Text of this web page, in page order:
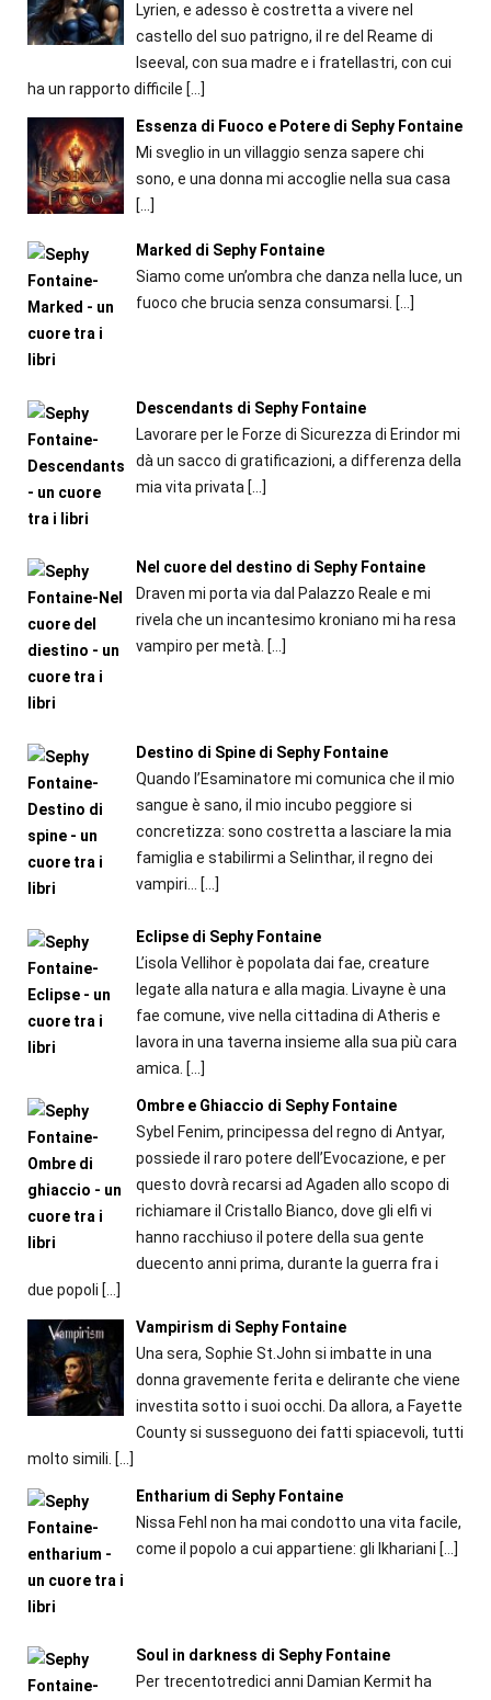
Lyrien, e adesso è costretta a vivere nel
castello del suo patrigno, il re del Reame di
Iseeval, con sua madre e i fratellastri, con cui
ha un rapporto difficile […]
Essenza di Fuoco e Potere di Sephy Fontaine
Mi sveglio in un villaggio senza sapere chi
sono, e una donna mi accoglie nella sua casa
[…]
Marked di Sephy Fontaine
Siamo come un’ombra che danza nella luce, un
fuoco che brucia senza consumarsi. […]
Descendants di Sephy Fontaine
Lavorare per le Forze di Sicurezza di Erindor mi
dà un sacco di gratificazioni, a differenza della
mia vita privata[…]
Nel cuore del destino di Sephy Fontaine
Draven mi porta via dal Palazzo Reale e mi
rivela che un incantesimo kroniano mi ha resa
vampiro per metà. […]
Destino di Spine di Sephy Fontaine
Quando l’Esaminatore mi comunica che il mio
sangue è sano, il mio incubo peggiore si
concretizza: sono costretta a lasciare la mia
famiglia e stabilirmi a Selinthar, il regno dei
vampiri...
[…]
Eclipse di Sephy Fontaine
L’isola Vellihor è popolata dai fae, creature
legate alla natura e alla magia. Livayne è una
fae comune, vive nella cittadina di Atheris e
lavora in una taverna insieme alla sua più cara
amica. […]
Ombre e Ghiaccio di Sephy Fontaine
Sybel Fenim, principessa del regno di Antyar,
possiede il raro potere dell’Evocazione, e per
questo dovrà recarsi ad Agaden allo scopo di
richiamare il Cristallo Bianco, dove gli elfi vi
hanno racchiuso il potere della sua gente
duecento anni prima, durante la guerra fra i
due popoli […]
Vampirism di Sephy Fontaine
Una sera, Sophie St.John si imbatte in una
donna gravemente ferita e delirante che viene
investita sotto i suoi occhi. Da allora, a Fayette
County si susseguono dei fatti spiacevoli, tutti
molto simili. […]
Entharium di Sephy Fontaine
Nissa Fehl non ha mai condotto una vita facile,
come il popolo a cui appartiene: gli Ikhariani […]
Soul in darkness di Sephy Fontaine
Per trecentotredici anni Damian Kermit ha